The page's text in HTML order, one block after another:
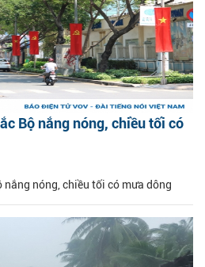
Bộ nắng nóng, chiều tối có
nóng, chiều tối có mưa dông